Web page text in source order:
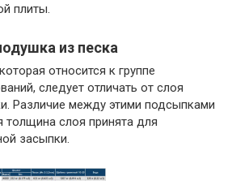
плиты.
из песка
относится к группе
следует отличать от слоя
Различие между этими подсыпками
толщина слоя принята для
засыпки.